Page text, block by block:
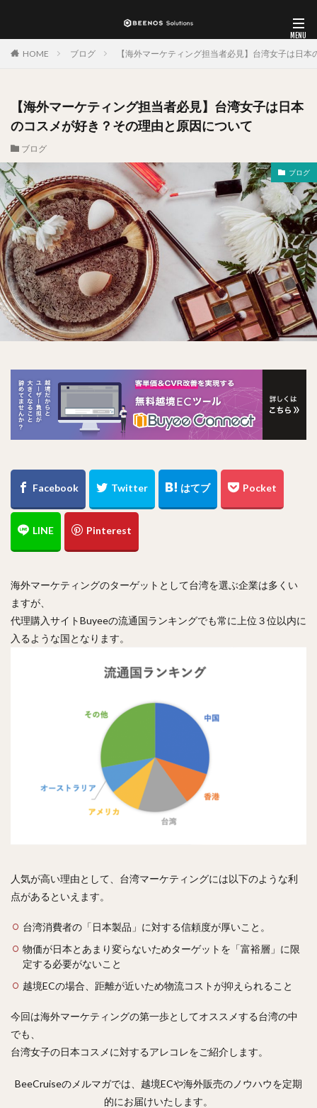
HOME ブログ 【海外マーケティング担当者必見】台湾女子は日
【海外マーケティング担当者必見】台湾女子は日本
のコスメが好き？その理由と原因について
ブログ
ブログ
海外マーケティングのターゲットとして台湾を選ぶ企業は多くい
ますが、
代理購入サイトBuyeeの流通国ランキングでも常に上位３位以内に
入るような国となります。
人気が高い理由として、台湾マーケティングには以下のような利
点があるといえます。
台湾消費者の「日本製品」に対する信頼度が厚いこと。
物価が日本とあまり変らないためターゲットを「富裕層」に限
定する必要がないこと
越境ECの場合、距離が近いため物流コストが抑えられること
今回は海外マーケティングの第一歩としてオススメする台湾の中
でも、
台湾女子の日本コスメに対するアレコレをご紹介します。
BeeCruiseのメルマガでは、越境ECや海外販売のノウハウを定期
的にお届けいたします。